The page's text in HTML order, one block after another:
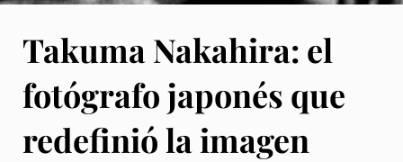
Takuma Nakahira: el
fotógrafo japonés que
redefinió la imagen